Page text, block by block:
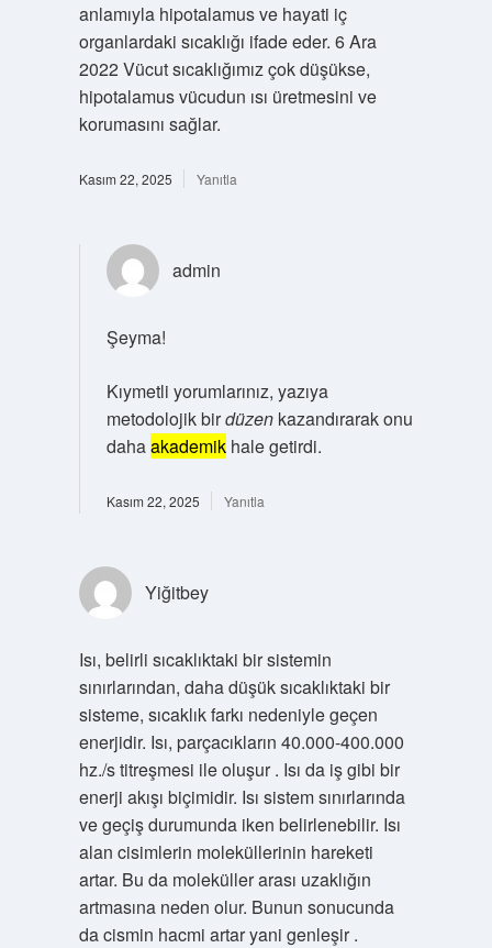
anlamıyla hipotalamus ve hayati iç
organlardaki sıcaklığı ifade eder. 6 Ara
2022 Vücut sıcaklığımız çok düşükse,
hipotalamus vücudun ısı üretmesini ve
korumasını sağlar.
Kasım 22, 2025 Yanıtla
admin
Şeyma!
Kıymetli yorumlarınız, yazıya
metodolojik birdüzenkazandırarak onu
dahaakademikhale getirdi.
Kasım 22, 2025 Yanıtla
Yiğitbey
Isı, belirli sıcaklıktaki bir sistemin
sınırlarından, daha düşük sıcaklıktaki bir
sisteme, sıcaklık farkı nedeniyle geçen
enerjidir. Isı, parçacıkların 40.000-400.000
hz./s titreşmesi ile oluşur . Isı da iş gibi bir
enerji akışı biçimidir. Isı sistem sınırlarında
ve geçiş durumunda iken belirlenebilir. Isı
alan cisimlerin moleküllerinin hareketi
artar. Bu da moleküller arası uzaklığın
artmasına neden olur. Bunun sonucunda
da cismin hacmi artar yani genleşir .